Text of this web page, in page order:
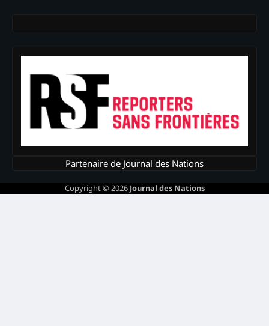
Partenaire de Journal des Nations
Copyright © 2026 Journal des Nations